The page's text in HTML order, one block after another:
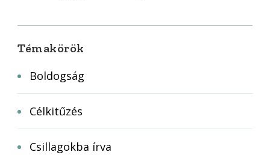
Témakörök
Boldogság
Célkitűzés
Csillagokba írva